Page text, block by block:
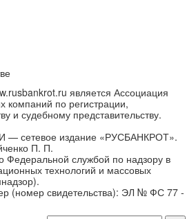
является Ассоциация
компаний по регистрации,
и судебному представительству.
— сетевое издание «РУСБАНКРОТ».
П. П.
Федеральной службой по надзору в
технологий и массовых
(номер свидетельства): ЭЛ № ФС 77 -